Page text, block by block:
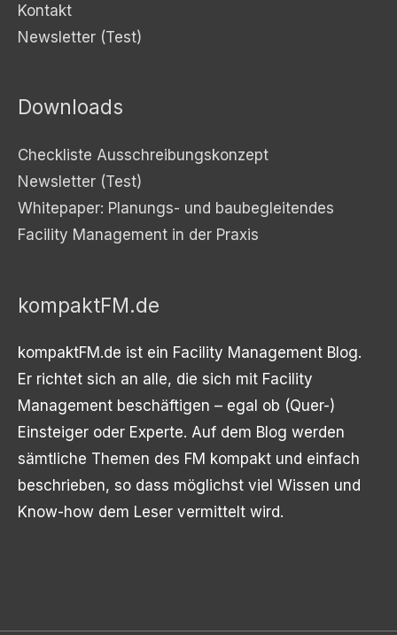
Kontakt
Newsletter (Test)
Downloads
Checkliste Ausschreibungskonzept
Newsletter (Test)
Whitepaper: Planungs- und baubegleitendes
Facility Management in der Praxis
kompaktFM.de
kompaktFM.de ist ein Facility Management Blog.
Er richtet sich an alle, die sich mit Facility
Management beschäftigen – egal ob (Quer-)
Einsteiger oder Experte. Auf dem Blog werden
sämtliche Themen des FM kompakt und einfach
beschrieben, so dass möglichst viel Wissen und
Know-how dem Leser vermittelt wird.